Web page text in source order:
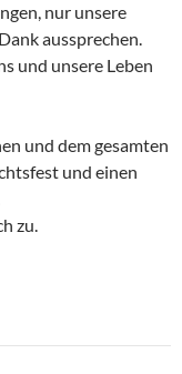
nur unsere
aussprechen.
und unsere Leben
und dem gesamten
und einen
zu.